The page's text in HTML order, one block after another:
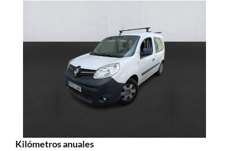
Kilómetros anuales